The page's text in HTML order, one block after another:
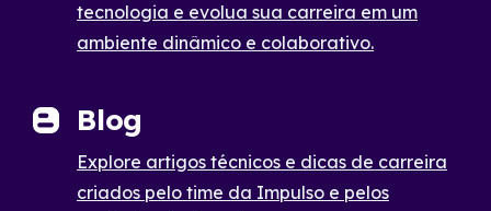
tecnologia e evolua sua carreira em um
ambiente dinâmico e colaborativo.
Blog
Explore artigos técnicos e dicas de carreira
criados pelo time da Impulso e pelos